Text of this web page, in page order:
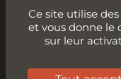
Sur la
Compteur De Mots
Ce site utilise
et vous donne le
sur leur